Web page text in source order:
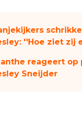
''Hoe ziet zij
reageert
Sneijder